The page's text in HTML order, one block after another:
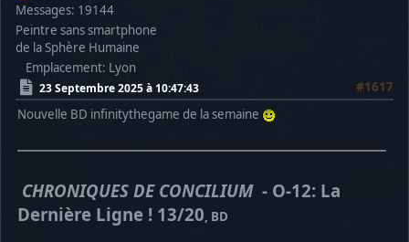
Messages: 19144
Peintre sans smartphone
de la Sphère Humaine
Emplacement: Lyon
23 Septembre 2025 à 10:47:43
#1617
Nouvelle BD infinitythegame de la semaine
CHRONIQUES DE CONCILIUM - O-12: La
Dernière Ligne ! 13/20, BD